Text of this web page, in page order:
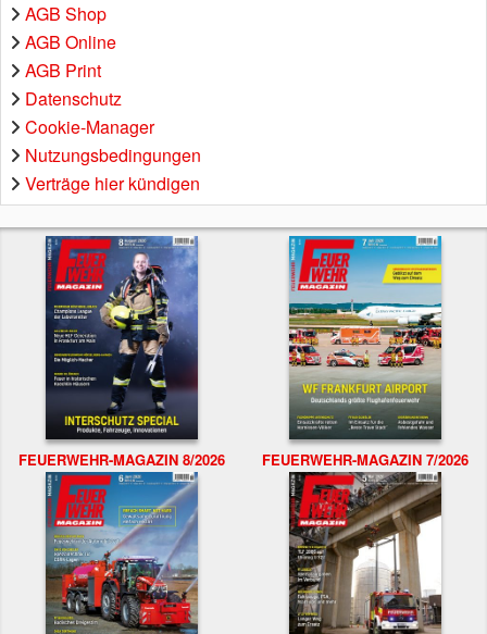
AGB Shop
AGB Online
AGB Print
Datenschutz
Cookie-Manager
Nutzungsbedingungen
Verträge hier kündigen
FEUERWEHR-MAGAZIN 8/2026 FEUERWEHR-MAGAZIN 7/2026